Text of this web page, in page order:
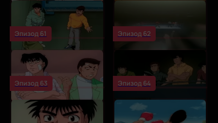
Эпизод 61 Эпизод 62
Эпизод 63 Эпизод 64